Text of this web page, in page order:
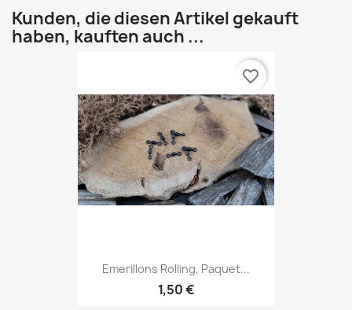
Kunden, die diesen Artikel gekauft
haben, kauften auch ...
Emerillons Rolling, Paquet...
1,50 €
favorite_border